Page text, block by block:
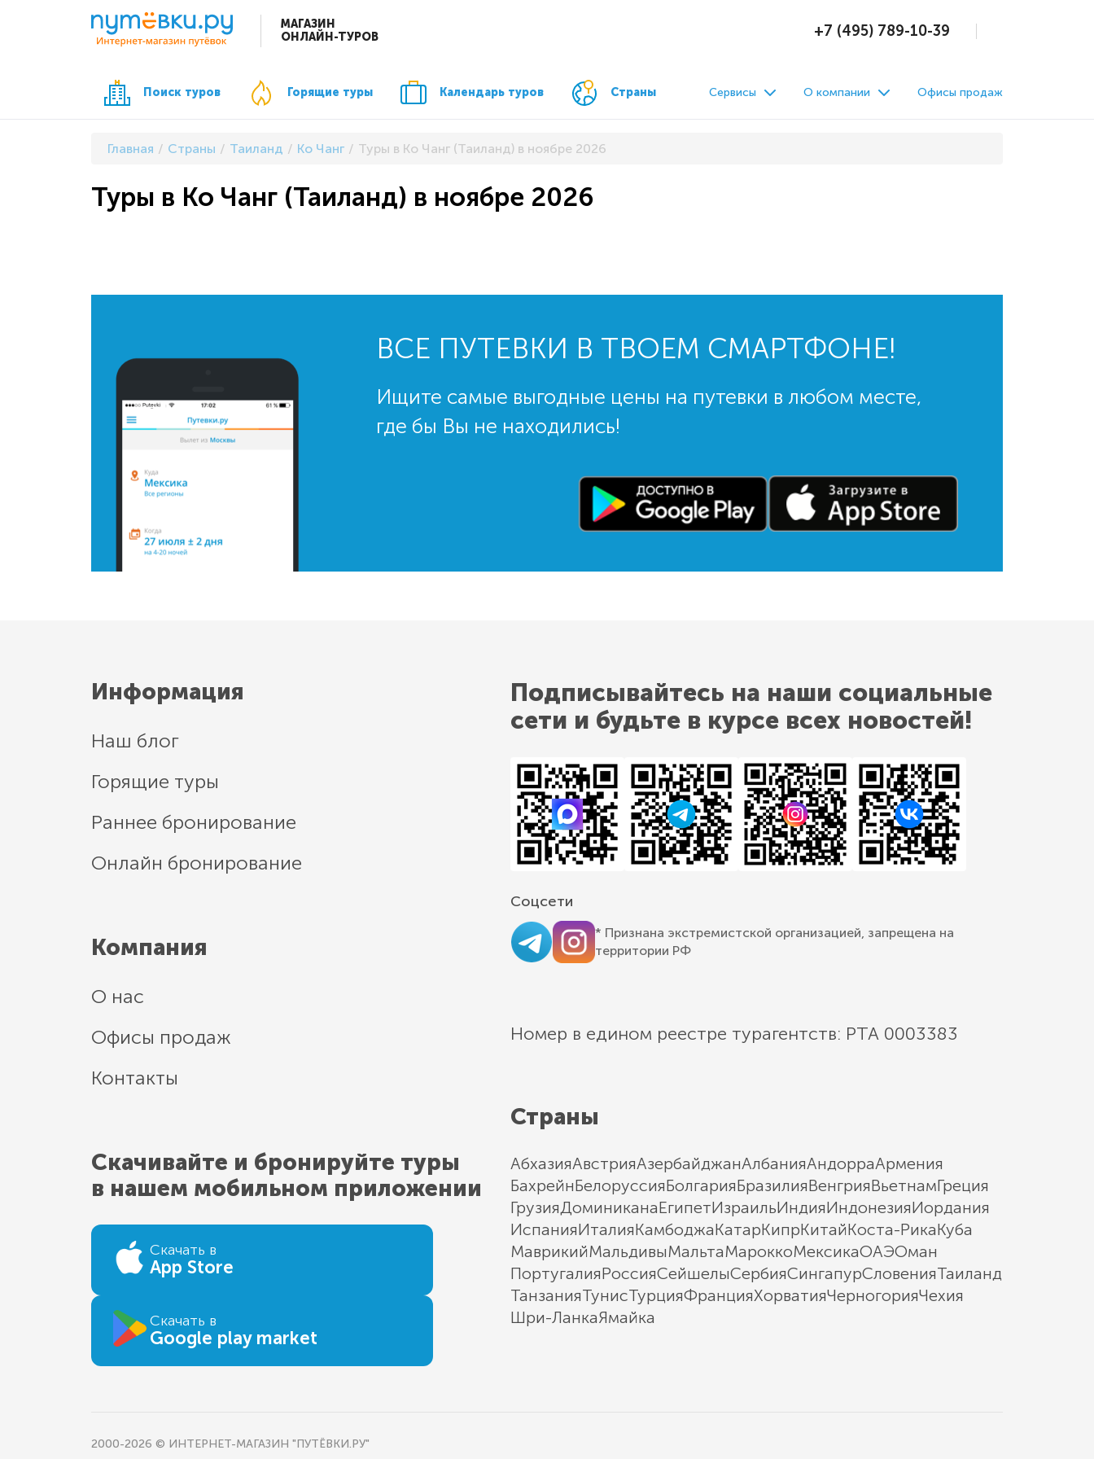
МАГАЗИН
ОНЛАЙН-ТУРОВ
+7 (495) 789-10-39
Поиск туров Горящие туры Календарь туров Страны Сервисы О компании Офисы продаж
Главная Страны Таиланд Ко Чанг Туры в Ко Чанг (Таиланд) в ноябре 2026
Туры в Ко Чанг (Таиланд) в ноябре 2026
ВСЕ ПУТЕВКИ В ТВОЕМ СМАРТФОНЕ!
Ищите самые выгодные цены на путевки в любом месте,
где бы Вы не находились!
Информация
Наш блог
Горящие туры
Раннее бронирование
Онлайн бронирование
Компания
О нас
Офисы продаж
Контакты
Скачивайте и бронируйте туры
в нашем мобильном приложении
Скачать в
App Store
Скачать в
Google play market
Подписывайтесь на наши социальные
сети и будьте в курсе всех новостей!
Соцсети
* Признана экстремистской организацией, запрещена на
территории РФ
Номер в едином реестре турагентств: РТА 0003383
Страны
АбхазияАвстрияАзербайджанАлбанияАндорраАрмения
БахрейнБелоруссияБолгарияБразилияВенгрияВьетнамГреция
ГрузияДоминиканаЕгипетИзраильИндияИндонезияИордания
ИспанияИталияКамбоджаКатарКипрКитайКоста-РикаКуба
МаврикийМальдивыМальтаМароккоМексикаОАЭОман
ПортугалияРоссияСейшелыСербияСингапурСловенияТаиланд
ТанзанияТунисТурцияФранцияХорватияЧерногорияЧехия
Шри-ЛанкаЯмайка
2000-2026 © ИНТЕРНЕТ-МАГАЗИН "ПУТЁВКИ.РУ"